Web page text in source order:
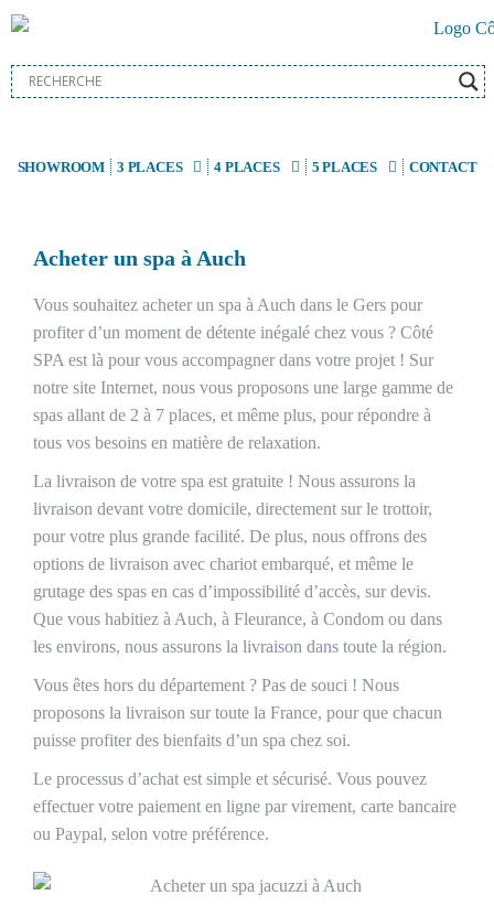
SHOWROOM 3 PLACES 4 PLACES 5 PLACES CONTACT
Acheter un spa à Auch
Vous souhaitez acheter un spa à Auch dans le Gers pour
profiter d’un moment de détente inégalé chez vous ? Côté
SPA est là pour vous accompagner dans votre projet ! Sur
notre site Internet, nous vous proposons une large gamme de
spas allant de 2 à 7 places, et même plus, pour répondre à
tous vos besoins en matière de relaxation.
La livraison de votre spa est gratuite ! Nous assurons la
livraison devant votre domicile, directement sur le trottoir,
pour votre plus grande facilité. De plus, nous offrons des
options de livraison avec chariot embarqué, et même le
grutage des spas en cas d’impossibilité d’accès, sur devis.
Que vous habitiez à Auch, à Fleurance, à Condom ou dans
les environs, nous assurons la livraison dans toute la région.
Vous êtes hors du département ? Pas de souci ! Nous
proposons la livraison sur toute la France, pour que chacun
puisse profiter des bienfaits d’un spa chez soi.
Le processus d’achat est simple et sécurisé. Vous pouvez
effectuer votre paiement en ligne par virement, carte bancaire
ou Paypal, selon votre préférence.